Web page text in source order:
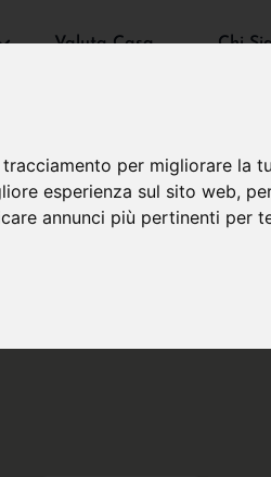
per migliorare la
esperienza sul sito web,
annunci più pertinenti per
Valuta Casa Chi